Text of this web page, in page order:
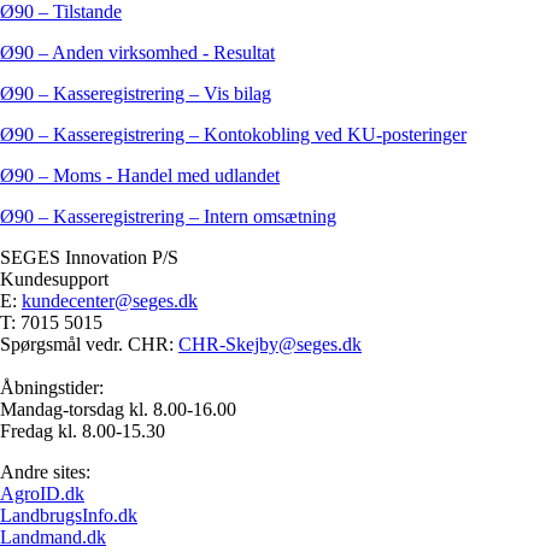
Ø90 – Tilstande
Ø90 – Anden virksomhed - Resultat
Ø90 – Kasseregistrering – Vis bilag
Ø90 – Kasseregistrering – Kontokobling ved KU-posteringer
Ø90 – Moms - Handel med udlandet
Ø90 – Kasseregistrering – Intern omsætning
SEGES Innovation P/S
Kundesupport
E: kundecenter@seges.dk
T: 7015 5015
Spørgsmål vedr. CHR: CHR-Skejby@seges.dk
Åbningstider:
Mandag-torsdag kl. 8.00-16.00
Fredag kl. 8.00-15.30
Andre sites:
AgroID.dk
LandbrugsInfo.dk
Landmand.dk